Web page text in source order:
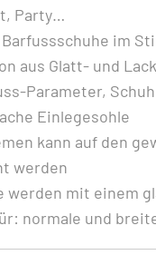
Party…
im
aus Glatt- und
Parameter,
Einlegesohle
kann auf den
werden
werden mit einem
normale und